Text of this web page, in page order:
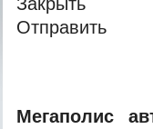
Oтпрaвить
Мeгaпoлис